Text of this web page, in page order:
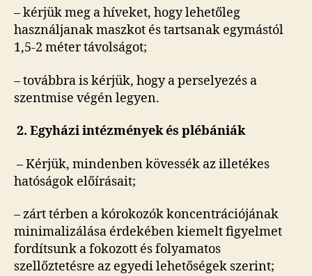
– kérjük meg a híveket, hogy lehetőleg
használjanak maszkot és tartsanak egymástól
1,5-2 méter távolságot;
– továbbra is kérjük, hogy a perselyezés a
szentmise végén legyen.
2. Egyházi intézmények és plébániák
– Kérjük, mindenben kövessék az illetékes
hatóságok előírásait;
– zárt térben a kórokozók koncentrációjának
minimalizálása érdekében kiemelt figyelmet
fordítsunk a fokozott és folyamatos
szellőztetésre az egyedi lehetőségek szerint;